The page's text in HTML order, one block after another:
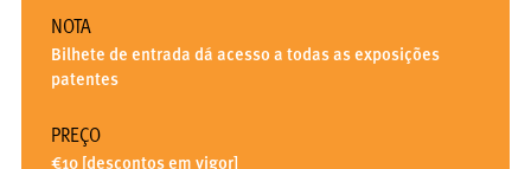
NOTA
Bilhete de entrada dá acesso a todas as exposições
patentes
PREÇO
€10 [descontos em vigor]